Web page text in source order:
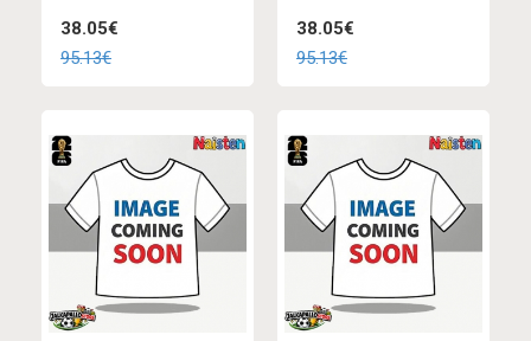
38.05€
95.13€
38.05€
95.13€